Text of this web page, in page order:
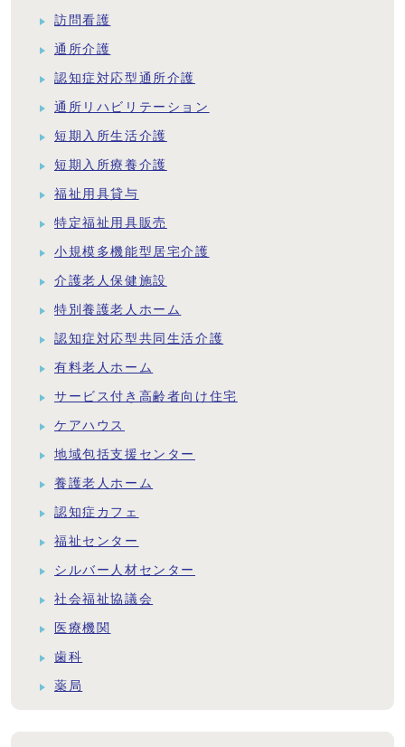
訪問看護
通所介護
認知症対応型通所介護
通所リハビリテーション
短期入所生活介護
短期入所療養介護
福祉用具貸与
特定福祉用具販売
小規模多機能型居宅介護
介護老人保健施設
特別養護老人ホーム
認知症対応型共同生活介護
有料老人ホーム
サービス付き高齢者向け住宅
ケアハウス
地域包括支援センター
養護老人ホーム
認知症カフェ
福祉センター
シルバー人材センター
社会福祉協議会
医療機関
歯科
薬局